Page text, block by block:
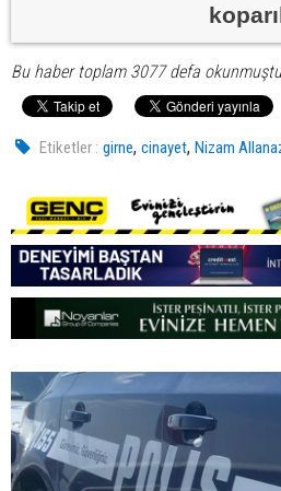
Bu haber toplam 3077 defa
Etiketler : girne,cinayet,Nizam